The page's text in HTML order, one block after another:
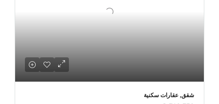
شقق, عقارات سكنية